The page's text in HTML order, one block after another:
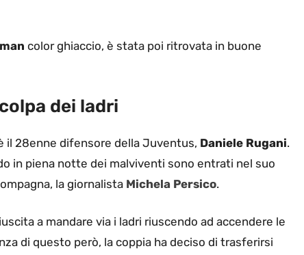
color ghiaccio, è stata poi ritrovata in buone
dei ladri
il 28enne difensore della Juventus, Daniele Rugani.
in piena notte dei malviventi sono entrati nel suo
la giornalista Michela Persico.
a mandare via i ladri riuscendo ad accendere le
di questo però, la coppia ha deciso di trasferirsi